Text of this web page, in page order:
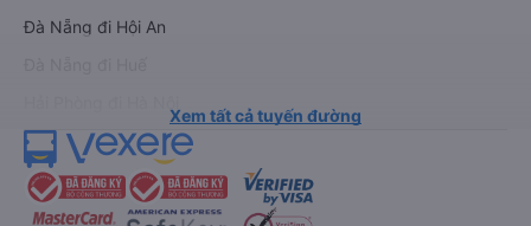
Đà Nẵng đi Hội An
Xem tất cả tuyến đường